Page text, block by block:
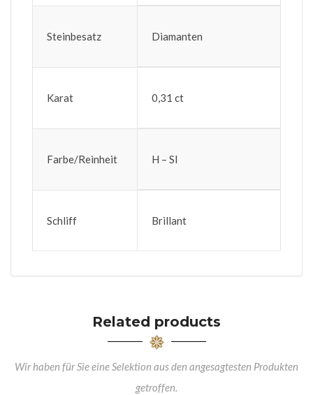
Steinbesatz Diamanten
Karat 0,31 ct
Farbe/Reinheit H – SI
Schliff Brillant
Related products
Wir haben für Sie eine Selektion aus den angesagtesten Produkten
getroffen.